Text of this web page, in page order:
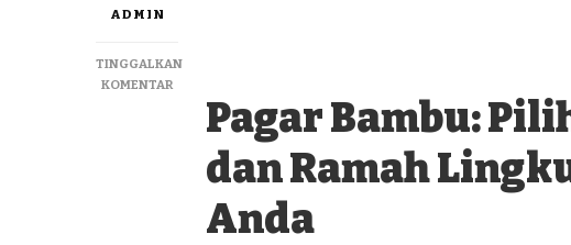
ADMIN
TINGGALKAN
KOMENTARPADA
PRODUSEN
PAGAR
TERMURAH
KOKAP
KULON
Pagar Bambu:
dan Ramah
Anda